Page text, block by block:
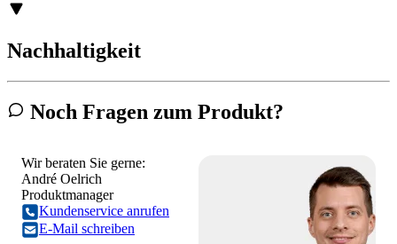
Nachhaltigkeit
Noch Fragen zum Produkt?
Wir beraten Sie gerne:
André Oelrich
Produktmanager
Kundenservice anrufen
E-Mail schreiben